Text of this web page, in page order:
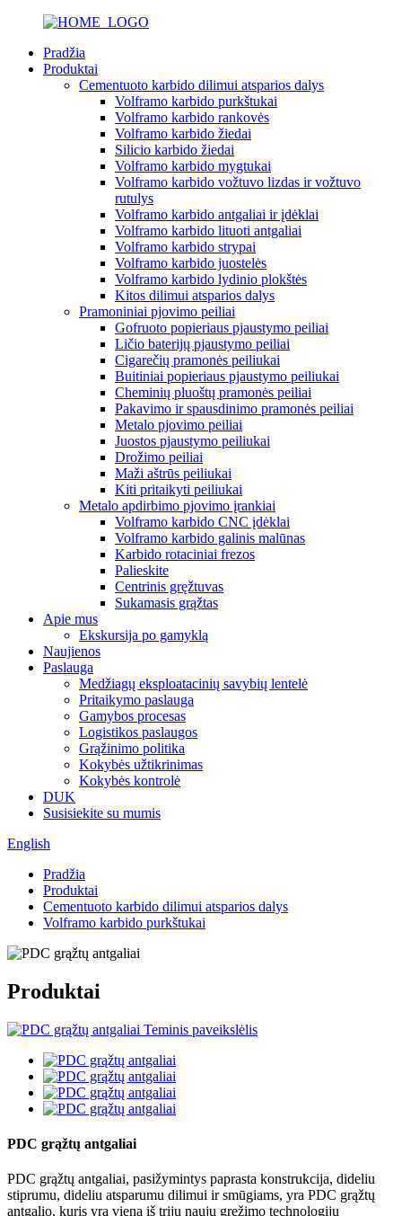
Pradžia
Produktai
Cementuoto karbido dilimui atsparios dalys
Volframo karbido purkštukai
Volframo karbido rankovės
Volframo karbido žiedai
Silicio karbido žiedai
Volframo karbido mygtukai
Volframo karbido vožtuvo lizdas ir vožtuvo
rutulys
Volframo karbido antgaliai ir įdėklai
Volframo karbido lituoti antgaliai
Volframo karbido strypai
Volframo karbido juostelės
Volframo karbido lydinio plokštės
Kitos dilimui atsparios dalys
Pramoniniai pjovimo peiliai
Gofruoto popieriaus pjaustymo peiliai
Ličio baterijų pjaustymo peiliai
Cigarečių pramonės peiliukai
Buitiniai popieriaus pjaustymo peiliukai
Cheminių pluoštų pramonės peiliai
Pakavimo ir spausdinimo pramonės peiliai
Metalo pjovimo peiliai
Juostos pjaustymo peiliukai
Drožimo peiliai
Maži aštrūs peiliukai
Kiti pritaikyti peiliukai
Metalo apdirbimo pjovimo įrankiai
Volframo karbido CNC įdėklai
Volframo karbido galinis malūnas
Karbido rotaciniai frezos
Palieskite
Centrinis gręžtuvas
Sukamasis grąžtas
Apie mus
Ekskursija po gamyklą
Naujienos
Paslauga
Medžiagų eksploatacinių savybių lentelė
Pritaikymo paslauga
Gamybos procesas
Logistikos paslaugos
Grąžinimo politika
Kokybės užtikrinimas
Kokybės kontrolė
DUK
Susisiekite su mumis
English
Pradžia
Produktai
Cementuoto karbido dilimui atsparios dalys
Volframo karbido purkštukai
Produktai
PDC grąžtų antgaliai
PDC grąžtų antgaliai, pasižymintys paprasta konstrukcija, dideliu
stiprumu, dideliu atsparumu dilimui ir smūgiams, yra PDC grąžtų
antgalio, kuris yra viena iš trijų naujų gręžimo technologijų